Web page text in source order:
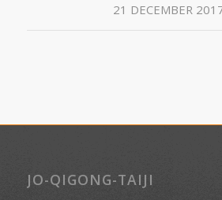
21 DECEMBER
/
JO-QIGONG-TAIJI